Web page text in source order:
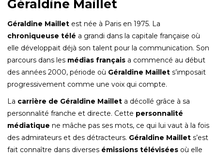
Géraldine Maillet
Géraldine Maillet est née à Paris en 1975. La
chroniqueuse télé a grandi dans la capitale française où
elle développait déjà son talent pour la communication. Son
parcours dans les médias français a commencé au début
des années 2000, période où Géraldine Maillet s’imposait
progressivement comme une voix qui compte.
La carrière de Géraldine Maillet a décollé grâce à sa
personnalité franche et directe. Cette personnalité
médiatique ne mâche pas ses mots, ce qui lui vaut à la fois
des admirateurs et des détracteurs. Géraldine Maillet s’est
fait connaître dans diverses émissions télévisées où elle